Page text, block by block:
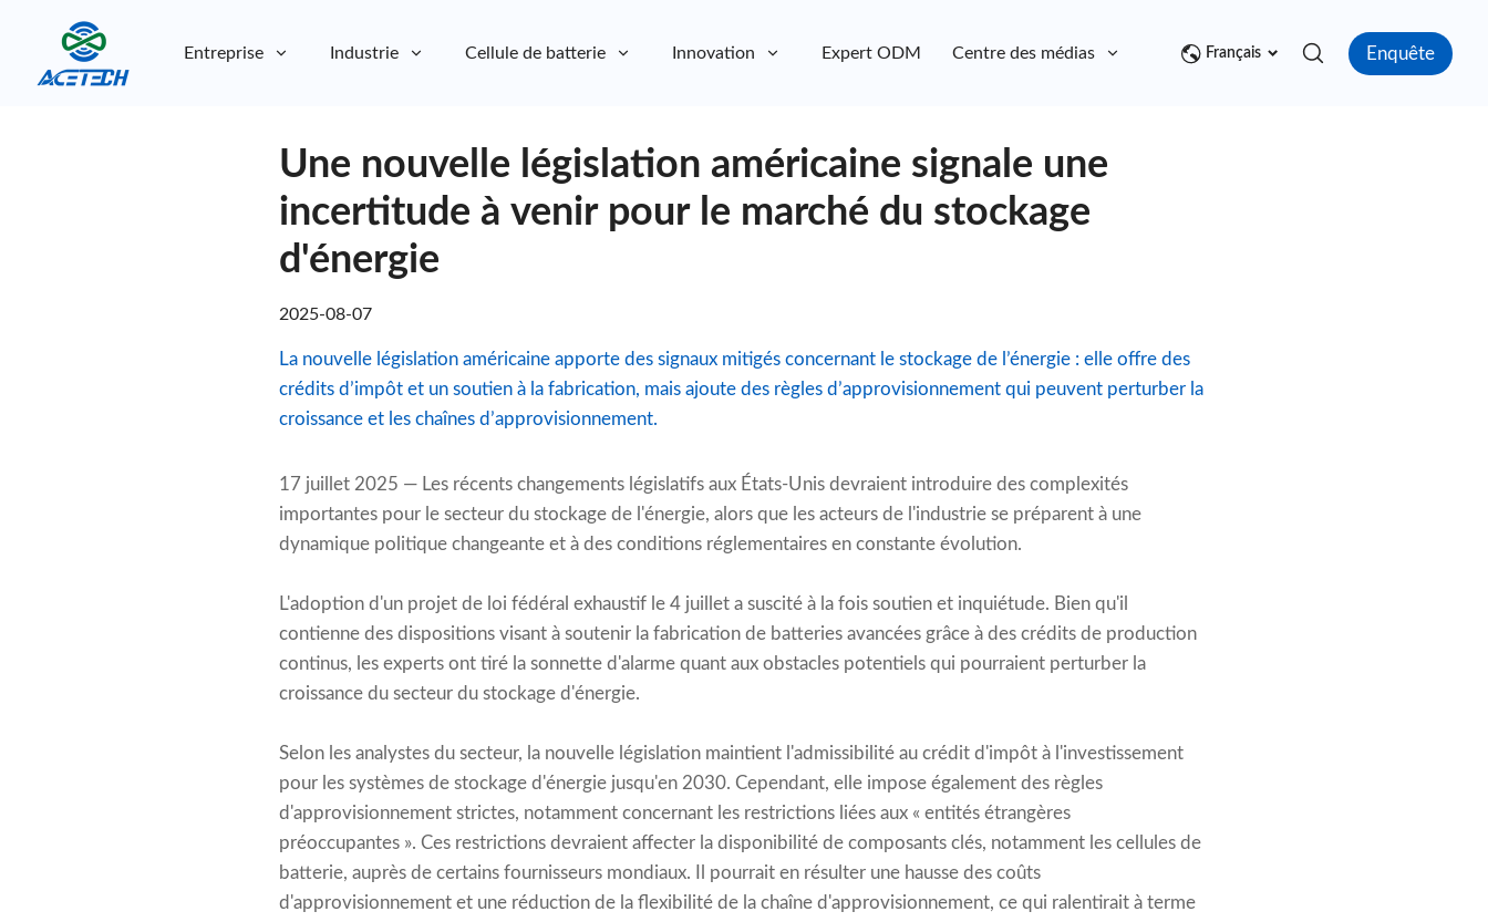
Entreprise Industrie Cellule de batterie Innovation Expert ODM Centre des médias ContactFrançais Enquête
Une nouvelle législation américaine signale une
incertitude à venir pour le marché du stockage
d'énergie
2025-08-07
La nouvelle législation américaine apporte des signaux mitigés concernant le stockage de l’énergie : elle offre des
crédits d’impôt et un soutien à la fabrication, mais ajoute des règles d’approvisionnement qui peuvent perturber la
croissance et les chaînes d’approvisionnement.
17 juillet 2025 — Les récents changements législatifs aux États-Unis devraient introduire des complexités
importantes pour le secteur du stockage de l'énergie, alors que les acteurs de l'industrie se préparent à une
dynamique politique changeante et à des conditions réglementaires en constante évolution.
L'adoption d'un projet de loi fédéral exhaustif le 4 juillet a suscité à la fois soutien et inquiétude. Bien qu'il
contienne des dispositions visant à soutenir la fabrication de batteries avancées grâce à des crédits de production
continus, les experts ont tiré la sonnette d'alarme quant aux obstacles potentiels qui pourraient perturber la
croissance du secteur du stockage d'énergie.
Selon les analystes du secteur, la nouvelle législation maintient l'admissibilité au crédit d'impôt à l'investissement
pour les systèmes de stockage d'énergie jusqu'en 2030. Cependant, elle impose également des règles
d'approvisionnement strictes, notamment concernant les restrictions liées aux « entités étrangères
préoccupantes ». Ces restrictions devraient affecter la disponibilité de composants clés, notamment les cellules de
batterie, auprès de certains fournisseurs mondiaux. Il pourrait en résulter une hausse des coûts
d'approvisionnement et une réduction de la flexibilité de la chaîne d'approvisionnement, ce qui ralentirait à terme